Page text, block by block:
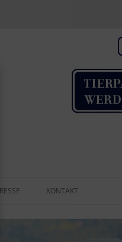
KONTAKT